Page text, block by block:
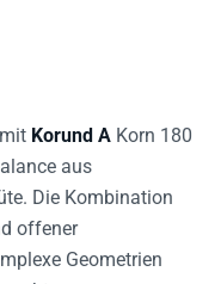
Korund A Korn 180
aus
Die Kombination
offener
Geometrien